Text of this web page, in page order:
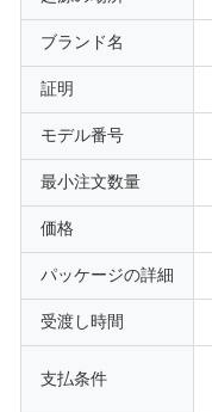
ブランド名
証明
モデル番号
最小注文数量
価格
パッケージの詳細
受渡し時間
支払条件